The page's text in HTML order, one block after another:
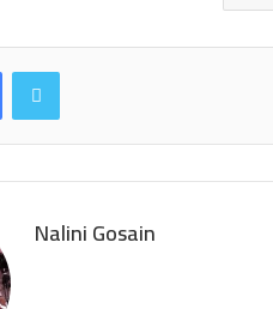
FacebookTwitter
Nalini Gosain